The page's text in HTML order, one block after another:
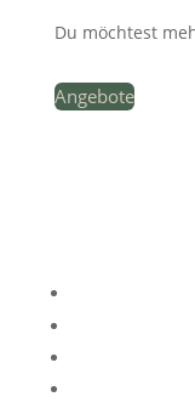
Du möchtest
Angebote